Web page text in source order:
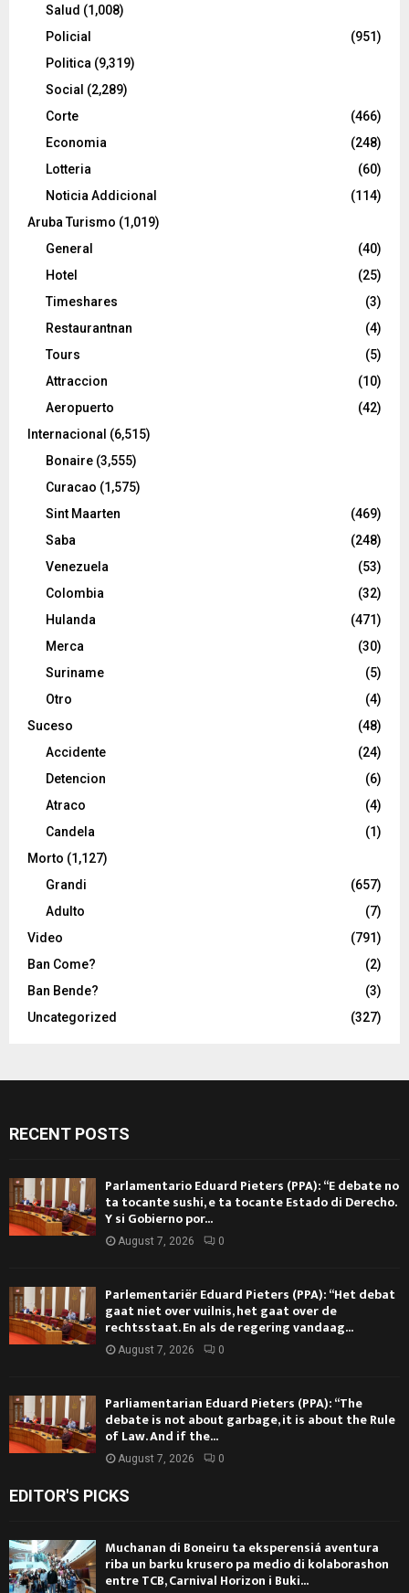
Salud (1,008)
Policial
(951)
Politica (9,319)
Social (2,289)
Corte
(466)
Economia
(248)
Lotteria
(60)
Noticia Addicional
(114)
Aruba Turismo (1,019)
General
(40)
Hotel
(25)
Timeshares
(3)
Restaurantnan
(4)
Tours
(5)
Attraccion
(10)
Aeropuerto
(42)
Internacional (6,515)
Bonaire (3,555)
Curacao (1,575)
Sint Maarten
(469)
Saba
(248)
Venezuela
(53)
Colombia
(32)
Hulanda
(471)
Merca
(30)
Suriname
(5)
Otro
(4)
Suceso
(48)
Accidente
(24)
Detencion
(6)
Atraco
(4)
Candela
(1)
Morto (1,127)
Grandi
(657)
Adulto
(7)
Video
(791)
Ban Come?
(2)
Ban Bende?
(3)
Uncategorized
(327)
RECENT POSTS
Parlamentario Eduard Pieters (PPA): “E debate no
ta tocante sushi, e ta tocante Estado di Derecho.
Y si Gobierno por...
August 7, 2026 0
Parlementariër Eduard Pieters (PPA): “Het debat
gaat niet over vuilnis, het gaat over de
rechtsstaat. En als de regering vandaag...
August 7, 2026 0
Parliamentarian Eduard Pieters (PPA): “The
debate is not about garbage, it is about the Rule
of Law. And if the...
August 7, 2026 0
EDITOR'S PICKS
Muchanan di Boneiru ta eksperensiá aventura
riba un barku krusero pa medio di kolaborashon
entre TCB, Carnival Horizon i Buki...